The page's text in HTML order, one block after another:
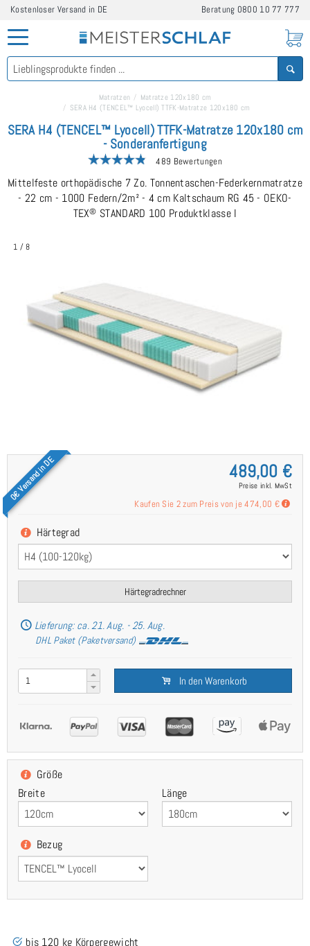
Kostenloser Versand in DE Beratung 0800 10 77 777
Matratzen
Matratze 120x180 cm
SERA H4 (TENCEL™ Lyocell) TTFK-Matratze 120x180 cm
SERA H4 (TENCEL™ Lyocell) TTFK-Matratze 120x180 cm
- Sonderanfertigung
489 Bewertungen
Mittelfeste orthopädische 7 Zo. Tonnentaschen-Federkernmatratze
- 22 cm - 1000 Federn/2m² - 4 cm Kaltschaum RG 45 - OEKO-
TEX® STANDARD 100 Produktklasse I
1 /8
0€ Versand in DE 489,00 €
Preise inkl. MwSt
Kaufen Sie 2 zum Preis von je474,00 €
Härtegrad
Härtegradrechner
Lieferung: ca. 21. Aug. - 25. Aug.
DHL Paket (Paketversand)
In den Warenkorb
Größe
Breite
Länge
Bezug
bis 120 kg Körpergewicht